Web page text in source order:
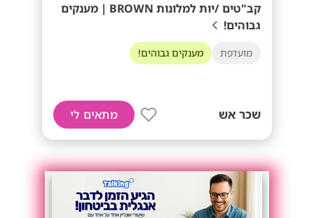
קב"טים /יות למלונות BROWN | מענקים
גבוהים!
מועדפת מענקים גבוהים!
שכר אש מתאים לי